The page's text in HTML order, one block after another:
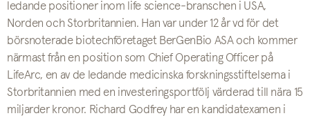
ledande positioner inom life science-branschen i USA,
Norden och Storbritannien. Han var under 12 år vd för det
börsnoterade biotechföretaget BerGenBio ASA och kommer
närmast från en position som Chief Operating Officer på
LifeArc, en av de ledande medicinska forskningsstiftelserna i
Storbritannien med en investeringsportfölj värderad till nära 15
miljarder kronor. Richard Godfrey har en kandidatexamen i